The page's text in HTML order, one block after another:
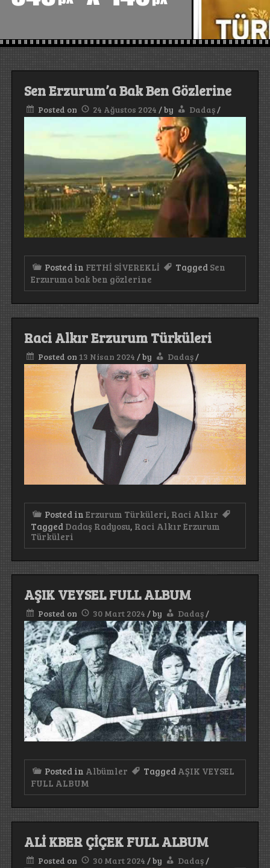
Sen Erzurum’a Bak Ben Gözlerine
Posted on 24 Ağustos 2024 /by Dadaş/
Posted in FETHİ SİVEREKLİ Tagged Sen
Erzuruma bak ben gözlerine
Raci Alkır Erzurum Türküleri
Posted on 13 Nisan 2024 /by Dadaş /
Posted in Erzurum Türküleri, Raci Alkır
Tagged Dadaş Radyosu, Raci Alkır Erzurum
Türküleri
AŞIK VEYSEL FULL ALBUM
Posted on 30 Mart 2024 /by Dadaş/
Posted in Albümler Tagged AŞIK VEYSEL
FULL ALBUM
ALİ KBER ÇİÇEK FULL ALBUM
Posted on 30 Mart 2024 /by Dadaş /